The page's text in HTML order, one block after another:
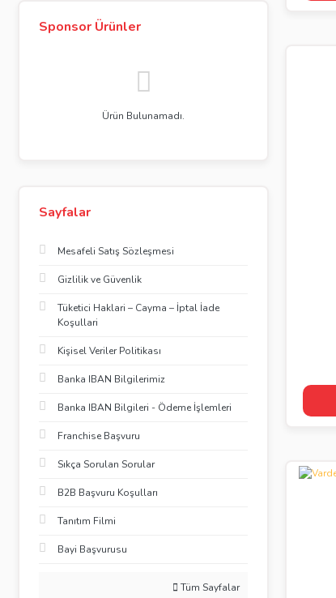
Sponsor Ürünler
Ürün Bulunamadı.
Sayfalar
Mesafeli Satış Sözleşmesi
Gizlilik ve Güvenlik
Tüketici Haklari – Cayma – İptal İade
Koşullari
Kişisel Veriler Politikası
Banka IBAN Bilgilerimiz
Banka IBAN Bilgileri - Ödeme İşlemleri
Franchise Başvuru
Sıkça Sorulan Sorular
B2B Başvuru Koşulları
Tanıtım Filmi
Bayi Başvurusu
Tüm Sayfalar